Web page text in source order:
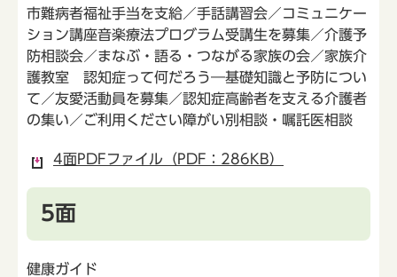
市難病者福祉手当を支給／手話講習会／コミュニケー
ション講座音楽療法プログラム受講生を募集／介護予
防相談会／まなぶ・語る・つながる家族の会／家族介
護教室 認知症って何だろう―基礎知識と予防につい
て／友愛活動員を募集／認知症高齢者を支える介護者
の集い／ご利用ください障がい別相談・嘱託医相談
4面PDFファイル（PDF：286KB）
5面
健康ガイド